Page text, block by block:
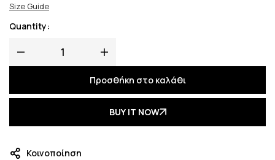
Size Guide
Quantity:
Προσθήκη στο καλάθι
BUY IT NOW
Κοινοποίηση